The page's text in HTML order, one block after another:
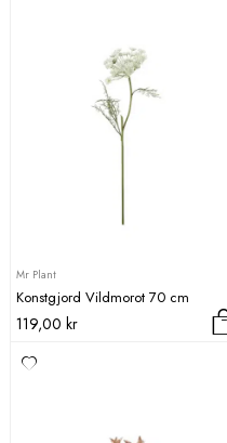
Mr Plant
Konstgjord Vildmorot 70 cm
119,00 kr